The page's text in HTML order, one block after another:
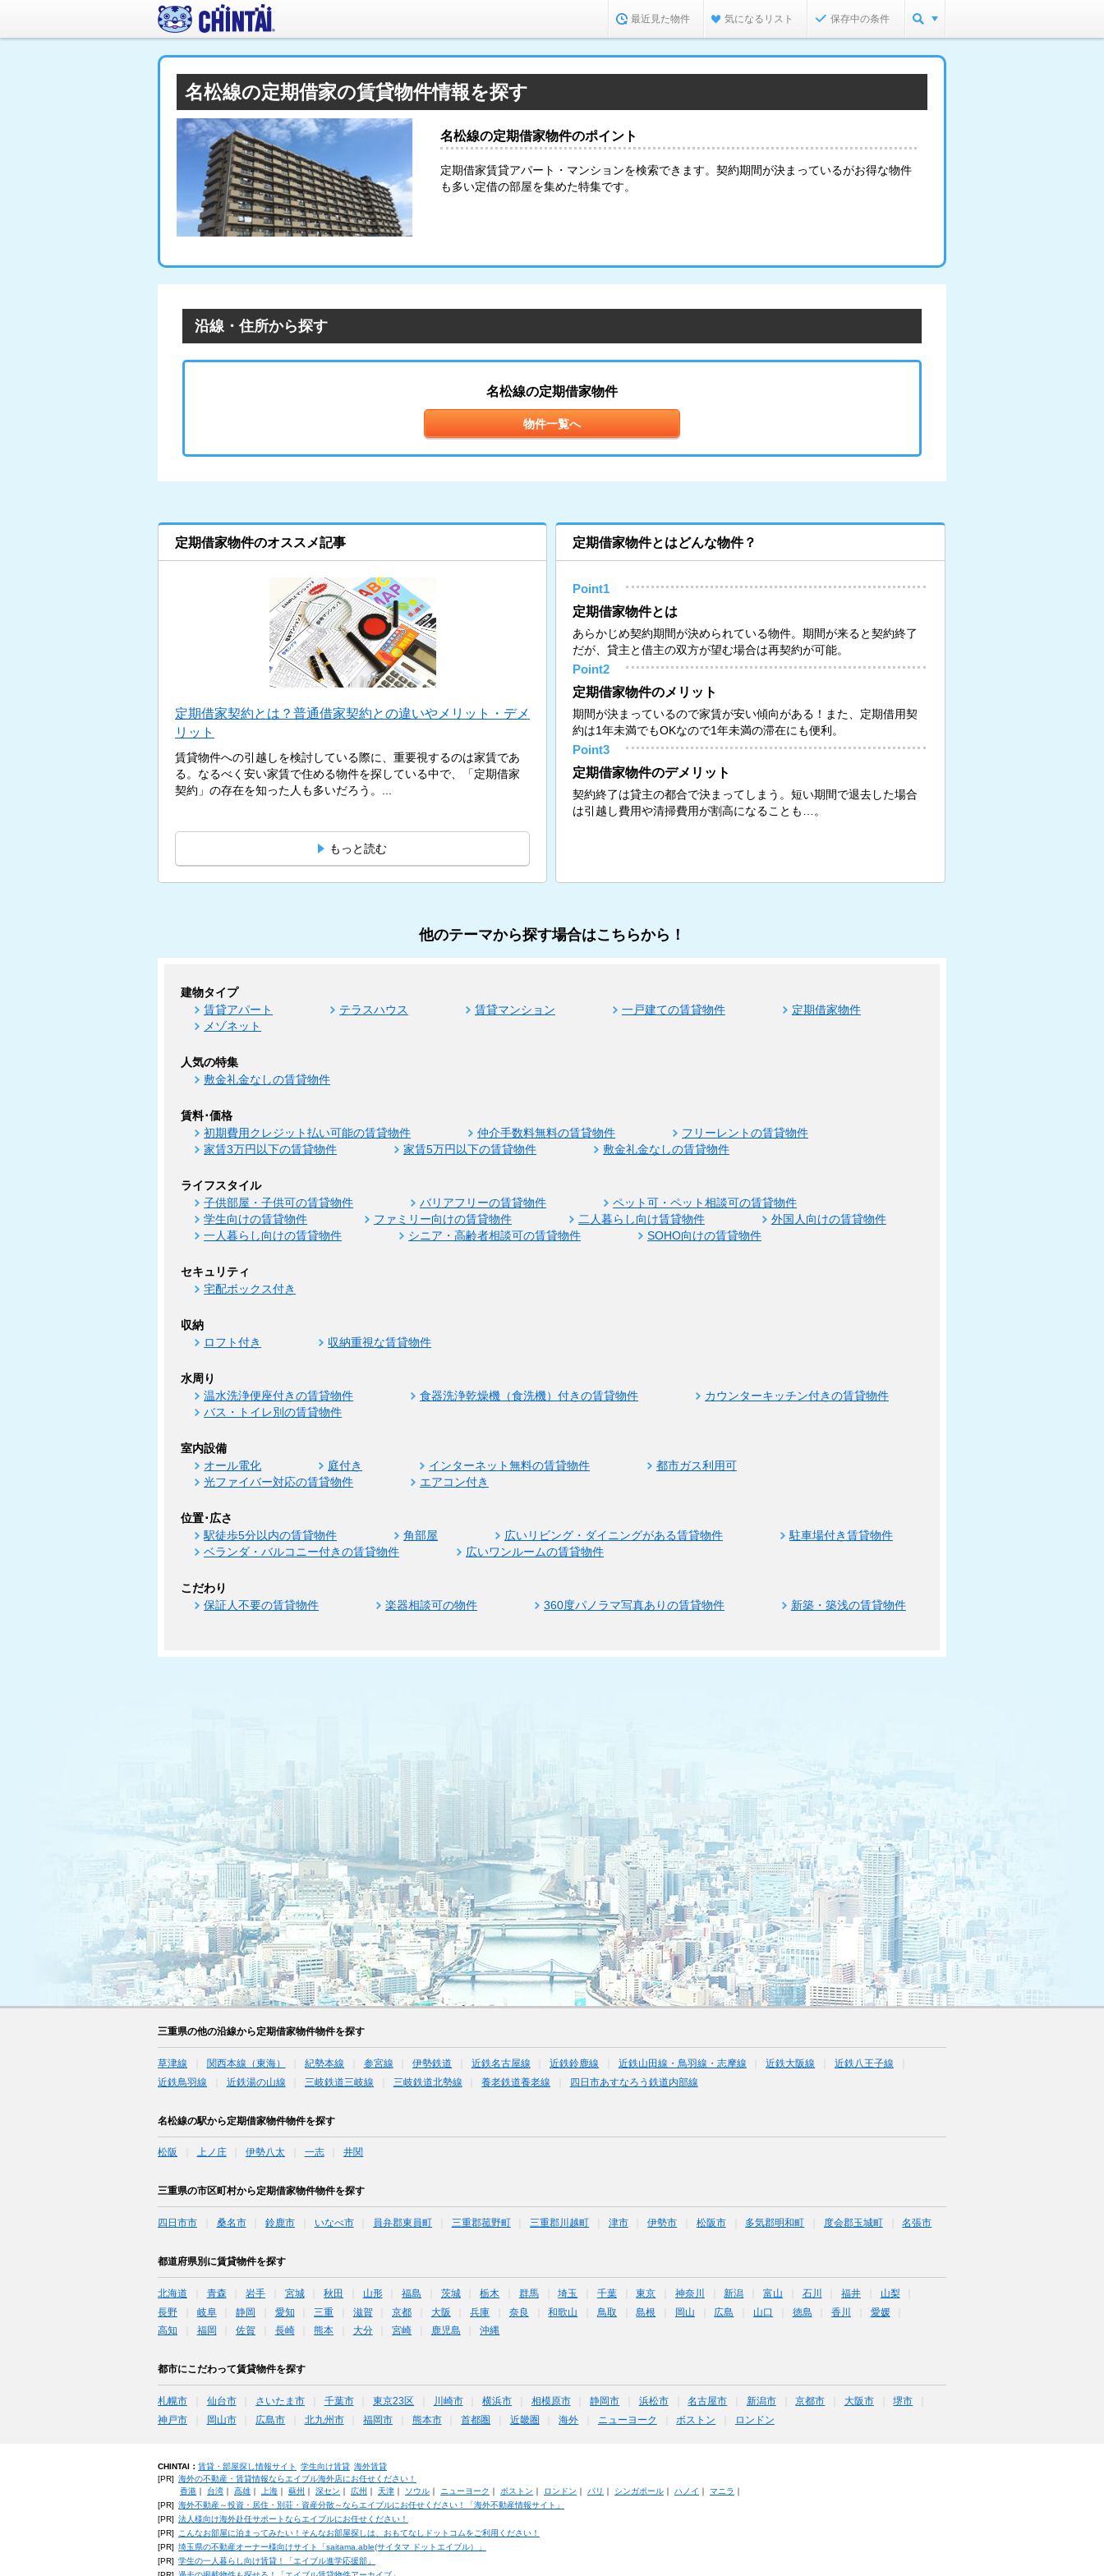
最近見た物件 気になるリスト 保存中の条件
名松線の定期借家の賃貸物件情報を探す
名松線の定期借家物件のポイント
定期借家賃貸アパート・マンションを検索できます。契約期間が決まっているがお得な物件
も多い定借の部屋を集めた特集です。
沿線・住所から探す
名松線の定期借家物件
物件一覧へ
定期借家物件のオススメ記事
定期借家契約とは？普通借家契約との違いやメリット・デメ
リット
賃貸物件への引越しを検討している際に、重要視するのは家賃であ
る。なるべく安い家賃で住める物件を探している中で、「定期借家
契約」の存在を知った人も多いだろう。...
もっと読む
定期借家物件とはどんな物件？
Point1
定期借家物件とは
あらかじめ契約期間が決められている物件。期間が来ると契約終了
だが、貸主と借主の双方が望む場合は再契約が可能。
Point2
定期借家物件のメリット
期間が決まっているので家賃が安い傾向がある！また、定期借用契
約は1年未満でもOKなので1年未満の滞在にも便利。
Point3
定期借家物件のデメリット
契約終了は貸主の都合で決まってしまう。短い期間で退去した場合
は引越し費用や清掃費用が割高になることも…。
他のテーマから探す場合はこちらから！
建物タイプ
賃貸アパート テラスハウス 賃貸マンション 一戸建ての賃貸物件
定期借家物件
メゾネット
人気の特集
敷金礼金なしの賃貸物件
賃料･価格
初期費用クレジット払い可能の賃貸物件 仲介手数料無料の賃貸物件
フリーレントの賃貸物件
家賃3万円以下の賃貸物件
家賃5万円以下の賃貸物件 敷金礼金なしの賃貸物件
ライフスタイル
子供部屋・子供可の賃貸物件 バリアフリーの賃貸物件
ペット可・ペット相談可の賃貸物件
学生向けの賃貸物件
ファミリー向けの賃貸物件 二人暮らし向け賃貸物件
外国人向けの賃貸物件
一人暮らし向けの賃貸物件
シニア・高齢者相談可の賃貸物件 SOHO向けの賃貸物件
セキュリティ
宅配ボックス付き
収納
ロフト付き 収納重視な賃貸物件
水周り
温水洗浄便座付きの賃貸物件 食器洗浄乾燥機（食洗機）付きの賃貸物件
カウンターキッチン付きの賃貸物件
バス・トイレ別の賃貸物件
室内設備
オール電化 庭付き インターネット無料の賃貸物件
都市ガス利用可
光ファイバー対応の賃貸物件
エアコン付き
位置･広さ
駅徒歩5分以内の賃貸物件 角部屋 広いリビング・ダイニングがある賃貸物件
駐車場付き賃貸物件
ベランダ・バルコニー付きの賃貸物件
広いワンルームの賃貸物件
こだわり
保証人不要の賃貸物件 楽器相談可の物件 360度パノラマ写真ありの賃貸物件 新築・築浅の賃貸物件
三重県の他の沿線から定期借家物件物件を探す
草津線 関西本線（東海） 紀勢本線 参宮線 伊勢鉄道 近鉄名古屋線 近鉄鈴鹿線 近鉄山田線・鳥羽線・志摩線 近鉄大阪線
近鉄八王子線
近鉄鳥羽線
近鉄湯の山線 三岐鉄道三岐線 三岐鉄道北勢線 養老鉄道養老線 四日市あすなろう鉄道内部線
名松線の駅から定期借家物件物件を探す
松阪 上ノ庄 伊勢八太 一志 井関
三重県の市区町村から定期借家物件物件を探す
四日市市 桑名市 鈴鹿市 いなべ市 員弁郡東員町 三重郡菰野町 三重郡川越町 津市 伊勢市 松阪市 多気郡明和町 度会郡玉城町 名張市
都道府県別に賃貸物件を探す
北海道 青森 岩手 宮城 秋田 山形 福島 茨城 栃木 群馬 埼玉 千葉 東京 神奈川 新潟 富山 石川 福井
山梨
長野
岐阜 静岡 愛知 三重 滋賀 京都 大阪 兵庫 奈良 和歌山 鳥取 島根 岡山 広島 山口 徳島 香川
愛媛
高知
福岡 佐賀 長崎 熊本 大分 宮崎 鹿児島 沖縄
都市にこだわって賃貸物件を探す
札幌市 仙台市 さいたま市 千葉市 東京23区 川崎市 横浜市 相模原市 静岡市 浜松市 名古屋市 新潟市 京都市 大阪市
堺市
神戸市
岡山市 広島市 北九州市 福岡市 熊本市 首都圏 近畿圏 海外 ニューヨーク ボストン ロンドン
CHINTAI： 賃貸・部屋探し情報サイト 学生向け賃貸 海外賃貸
[PR] 海外の不動産・賃貸情報ならエイブル海外店にお任せください！
香港｜ 台湾｜ 高雄｜ 上海｜ 蘇州 ｜ 深セン ｜ 広州 ｜ 天津｜ ソウル｜ ニューヨーク ｜ ボストン ｜ ロンドン ｜ パリ ｜ シンガポール｜ ハノイ ｜ マニラ ｜
[PR] 海外不動産～投資・居住・別荘・資産分散～ならエイブルにお任せください！「海外不動産情報サイト」
[PR] 法人様向け海外赴任サポートならエイブルにお任せください！
[PR]
こんなお部屋に泊まってみたい！そんなお部屋探しは、おもてなしドットコムをご利用ください！
[PR] 埼玉県の不動産オーナー様向けサイト「saitama.able(サイタマ ドットエイブル）」
[PR] 学生の一人暮らし向け賃貸！「エイブル進学応援部」